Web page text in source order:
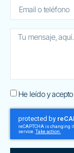
He leído y